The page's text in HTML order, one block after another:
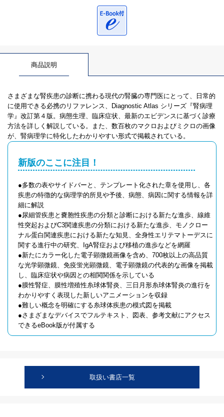
商品説明
さまざまな腎疾患の診断に携わる現代の腎臓の専門医にとって、日常的
に使用できる必携のリファレンス、Diagnostic Atlas シリーズ『腎病理
学』改訂第４版。病態生理、臨床症状、最新のエビデンスに基づく診療
方法を詳しく解説している。また、数百枚のマクロおよびミクロの画像
が、腎病理学に特化したわかりやすい形式で掲載されている。
新版のここに注目！
●多数の表やサイドバーと、テンプレート化された章を使用し、各
疾患の特徴的な病理学的所見や予後、病態、病因に関する情報を詳
細に解説
●尿細管疾患と嚢胞性疾患の分類と診断における新たな進歩、線維
性突起およびC3関連疾患の分類における新たな進歩、モノクロー
ナル蛋白関連疾患における新たな知見、全身性エリテマトーデスに
関する進行中の研究、IgA腎症および移植の進歩などを網羅
●新たにカラー化した電子顕微鏡画像を含め、700枚以上の高品質
な光学顕微鏡、免疫蛍光顕微鏡、電子顕微鏡の代表的な画像を掲載
し、臨床症状や病因との相関関係を示している
●膜性腎症、膜性増殖性糸球体腎炎、三日月形糸球体腎炎の進行を
わかりやすく表現した新しいアニメーションを収録
●難しい概念を明確にする糸球体疾患の模式図を掲載
●さまざまなデバイスでフルテキスト、図表、参考文献にアクセス
できるeBook版が付属する
取扱い書店一覧